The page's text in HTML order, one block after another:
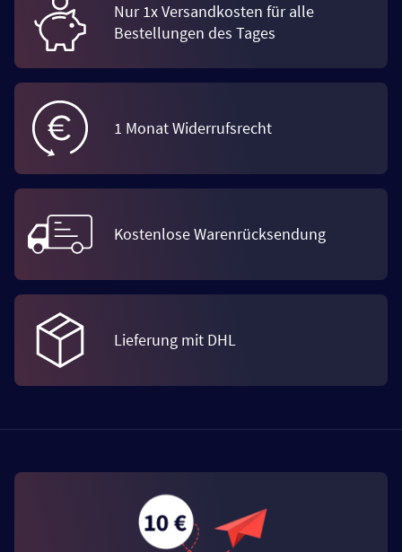
Nur 1x Versandkosten für alle
Bestellungen des Tages
1 Monat Widerrufsrecht
Kostenlose Warenrücksendung
Lieferung mit DHL